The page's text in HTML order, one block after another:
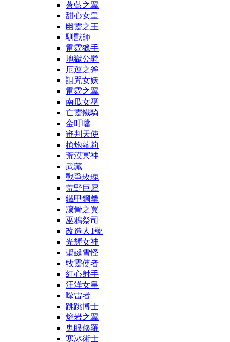
蒼藍之翼
甜心女皇
幽靈之王
馴獸師
雷霆獵手
地獄公爵
厄運之斧
詛咒女妖
雷霆之翼
南瓜女巫
亡靈鐵騎
金叮噹
審判天使
槍炮蘿莉
荒漠冥神
武藏
戰爭玫瑰
荒野巨犀
鐵甲鋼拳
凜骨之翼
巫鴉祭司
改造人1號
光輝女神
聖誕雪怪
牧靈使者
紅心射手
汪洋女皇
噬雷者
跳跳博士
熔岩之翼
鬼眼修羅
寒冰術士